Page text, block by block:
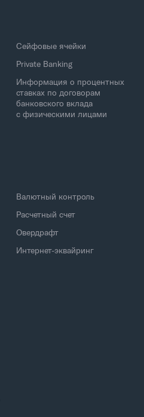
Сейфовые ячейки
Private Banking
Информация о процентных
ставках по договорам
банковского вклада
с физическими лицами
Валютный контроль
Расчетный счет
Овердрафт
Интернет-эквайринг